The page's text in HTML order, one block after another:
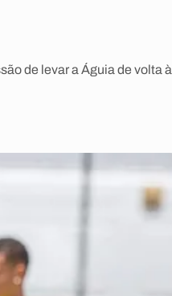
de levar a Águia de volta à